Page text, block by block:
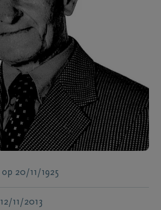
op 20/11/1925
12/11/2013